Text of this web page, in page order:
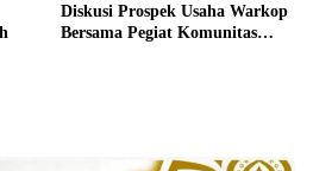
Diskusi Prospek Usaha Warkop
Bersama Pegiat Komunitas